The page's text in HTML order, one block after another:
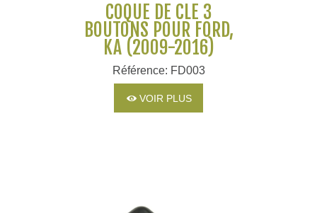
COQUE DE CLÉ 3
BOUTONS POUR FORD,
KA (2009-2016)
Référence: FD003
VOIR PLUS